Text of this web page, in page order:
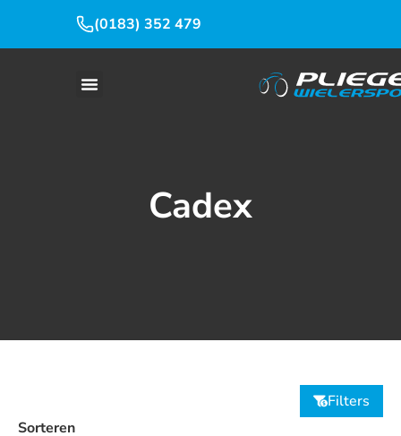
(0183) 352 479
Cadex
Filters
Sorteren